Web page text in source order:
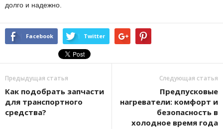
долго и надежно.
Facebook Twitter
Предыдущая статья
Как подобрать запчасти
для транспортного
средства?
Следующая статья
Предпусковые
нагреватели: комфорт и
безопасность в
холодное время года